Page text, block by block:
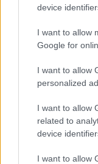
device
I want to allow
Google for
I want to allow
personalized
I want to allow
related to
device
I want to allow